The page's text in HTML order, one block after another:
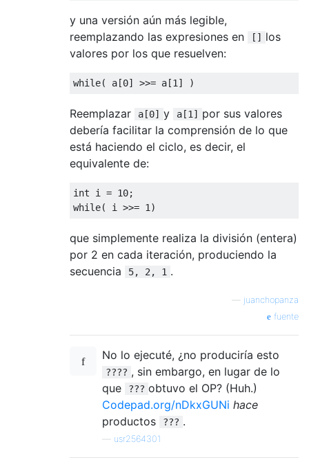
y una versión aún más legible,
reemplazando las expresiones en
[] los
valores por los que resuelven:
while( a[0] >>= a[1 ] )
Reemplazar a[0] y a[1] por sus valores
debería facilitar la comprensión de lo que
está haciendo el ciclo, es decir, el
equivalente de:
int i = 10;
while( i >>= 1 )
que simplemente realiza la división (entera)
por 2 en cada iteración, produciendo la
secuencia
5, 2, 1 .
juanchopanza
fuente
No lo ejecuté, ¿no produciría esto
???? , sin embargo, en lugar de lo
que
??? obtuvo el OP? (Huh.)
Codepad.org/nDkxGUNi hace
productos
??? .
usr2564301